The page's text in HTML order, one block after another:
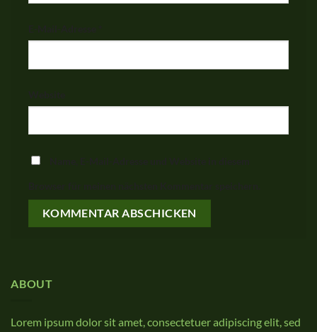
ABOUT
Lorem ipsum dolor sit amet, consectetuer adipiscing elit, sed